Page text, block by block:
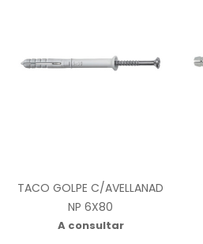
TACO GOLPE C/AVELLANAD
NP 6X80
A consultar